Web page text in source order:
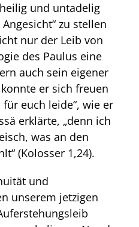
und untadelig
zu stellen
nur der Leib von
des Paulus eine
auch sein eigener
er sich freuen
euch leide“, wie er
erklärte, „denn ich
was an den
(Kolosser 1,24).
und
unserem jetzigen